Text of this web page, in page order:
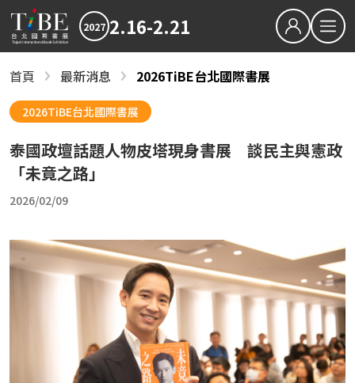
2027 2.16-2.21
最新消息
影音專區
下載專區
2026TIBE線上書展
最新消息
2027TiBE台北國際書展
書展亮點
近期文章
2027書展大獎及金蝶獎徵件起跑 歡迎台灣原創
「臺灣感性：女性情緒」感動首爾 303則留言
結
2026台北國際書展紀錄片 一同回味每一個「閱
首頁 最新消息 2026TiBE台北國際書展
2026TiBE台北國際書展
泰國政壇話題人物皮塔現身書展 談民主與憲政
「未竟之路」
2026/02/09